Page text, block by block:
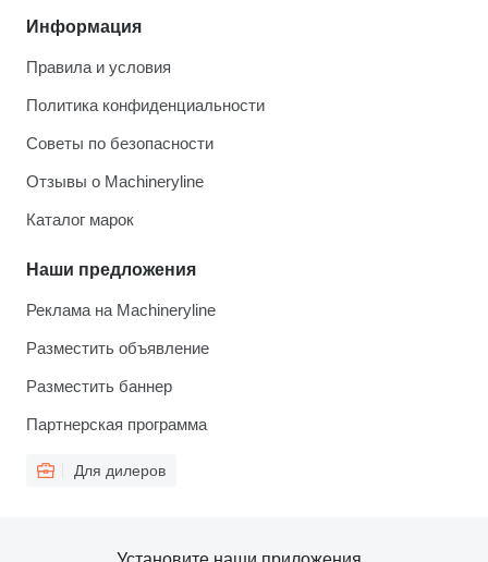
Информация
Правила и условия
Политика конфиденциальности
Советы по безопасности
Отзывы о Machineryline
Каталог марок
Наши предложения
Реклама на Machineryline
Разместить объявление
Разместить баннер
Партнерская программа
Для дилеров